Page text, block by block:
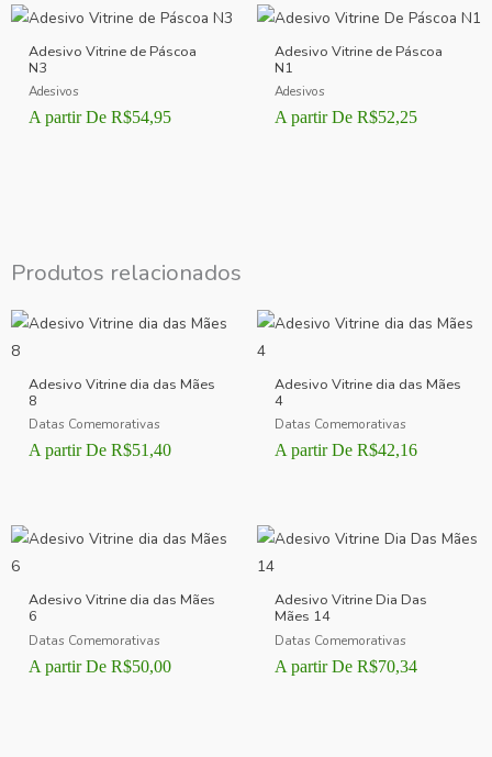
Adesivo Vitrine de Páscoa
N3
Adesivos
A partir De R$54,95
Adesivo Vitrine de Páscoa
N1
Adesivos
A partir De R$52,25
Produtos relacionados
Adesivo Vitrine dia das Mães
8
Datas Comemorativas
A partir De R$51,40
Adesivo Vitrine dia das Mães
4
Datas Comemorativas
A partir De R$42,16
Adesivo Vitrine dia das Mães
6
Datas Comemorativas
A partir De R$50,00
Adesivo Vitrine Dia Das
Mães 14
Datas Comemorativas
A partir De R$70,34